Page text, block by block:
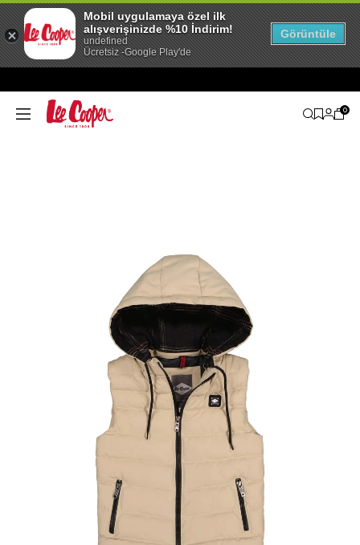
0
Mobil uygulamaya özel ilk
alışverişinizde %10 İndirim!
undefined
Ücretsiz -Google Play'de
Görüntüle